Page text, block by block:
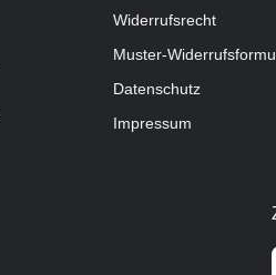
Widerrufsrecht
Muster-
Datenschutz
Impressum